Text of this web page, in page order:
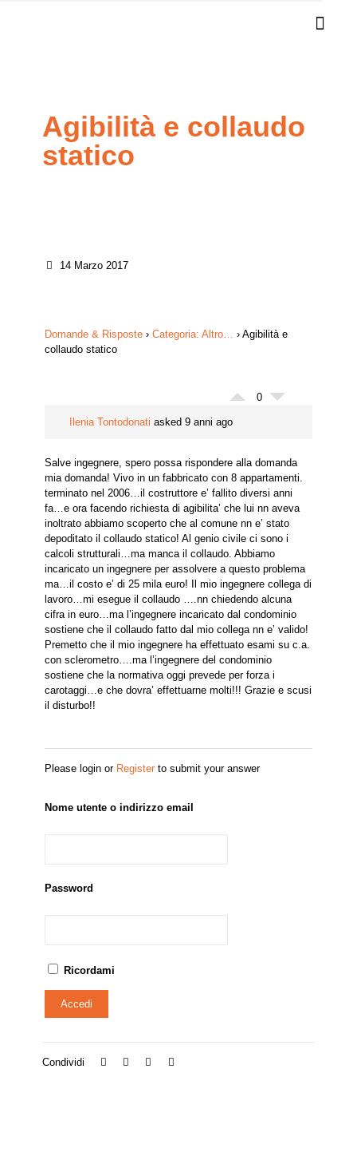
Agibilità e collaudo
statico
14 Marzo 2017
Domande & Risposte ›Categoria: Altro… ›Agibilità e
collaudo statico
0
Ilenia Tontodonati asked 9 anni ago
Salve ingegnere, spero possa rispondere alla domanda
mia domanda! Vivo in un fabbricato con 8 appartamenti.
terminato nel 2006…il costruttore e’ fallito diversi anni
fa…e ora facendo richiesta di agibilita’ che lui nn aveva
inoltrato abbiamo scoperto che al comune nn e’ stato
depoditato il collaudo statico! Al genio civile ci sono i
calcoli strutturali…ma manca il collaudo. Abbiamo
incaricato un ingegnere per assolvere a questo problema
ma…il costo e’ di 25 mila euro! Il mio ingegnere collega di
lavoro…mi esegue il collaudo ….nn chiedendo alcuna
cifra in euro…ma l’ingegnere incaricato dal condominio
sostiene che il collaudo fatto dal mio collega nn e’ valido!
Premetto che il mio ingegnere ha effettuato esami su c.a.
con sclerometro….ma l’ingegnere del condominio
sostiene che la normativa oggi prevede per forza i
carotaggi…e che dovra’ effettuarne molti!!! Grazie e scusi
il disturbo!!
Please login or Register to submit your answer
Nome utente o indirizzo email
Password
Ricordami
Condividi